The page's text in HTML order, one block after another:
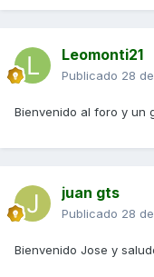
Leomonti21
Publicado 28
Bienvenido al foro y un
juan gts
Publicado 28
Bienvenido Jose y